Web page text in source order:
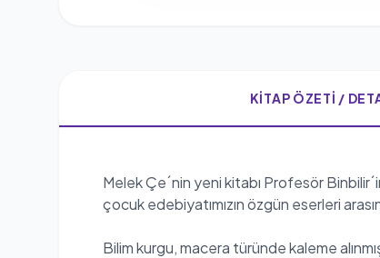
KITAP ÖZETI /
Melek Çe´nin yeni kitabı Profesör
çocuk edebiyatımızın özgün eserleri
Bilim kurgu, macera türünde kaleme